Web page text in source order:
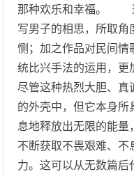
那种欢乐和幸福。
写男子的相思，所取角
恻；加之作品对民间情
统比兴手法的运用，更
尽管这种热烈大胆、真
的外壳中，但它本身所
息地释放出无限的能量
不断获取不畏艰难、不
力。这可以从无数篇后